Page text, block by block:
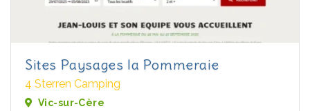
Sites Paysages la Pommeraie
4 Sterren Camping
Vic-sur-Cère